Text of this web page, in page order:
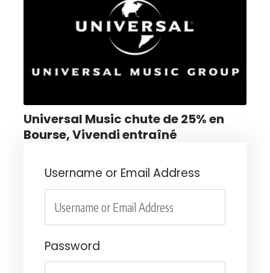
Universal Music chute de 25% en
Bourse, Vivendi entraîné
Username or Email Address
Password